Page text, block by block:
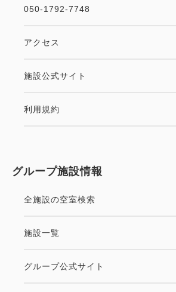
050-1792-7748
アクセス
施設公式サイト
利用規約
グループ施設情報
全施設の空室検索
施設一覧
グループ公式サイト